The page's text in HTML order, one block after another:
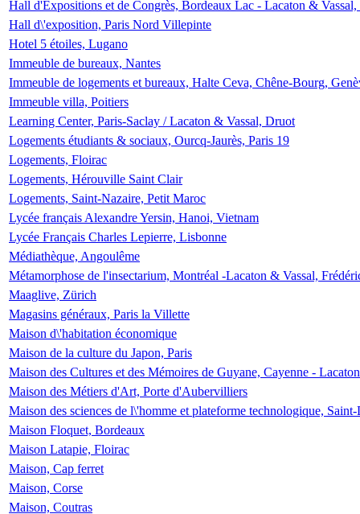
Hall d'Expositions et de Congrès, Bordeaux Lac - Lacaton &
Hall d\'exposition, Paris Nord Villepinte
Hotel 5 étoiles, Lugano
Immeuble de bureaux, Nantes
Immeuble de logements et bureaux, Halte Ceva, Chêne-Bourg,
Immeuble villa, Poitiers
Learning Center, Paris-Saclay / Lacaton & Vassal, Druot
Logements étudiants & sociaux, Ourcq-Jaurès, Paris 19
Logements, Floirac
Logements, Hérouville Saint Clair
Logements, Saint-Nazaire, Petit Maroc
Lycée français Alexandre Yersin, Hanoi, Vietnam
Lycée Français Charles Lepierre, Lisbonne
Médiathèque, Angoulême
Métamorphose de l'insectarium, Montréal -Lacaton & Vassal,
Maaglive, Zürich
Magasins généraux, Paris la Villette
Maison d\'habitation économique
Maison de la culture du Japon, Paris
Maison des Cultures et des Mémoires de Guyane, Cayenne -
Maison des Métiers d'Art, Porte d'Aubervilliers
Maison des sciences de l\'homme et plateforme technologique,
Maison Floquet, Bordeaux
Maison Latapie, Floirac
Maison, Cap ferret
Maison, Corse
Maison, Coutras